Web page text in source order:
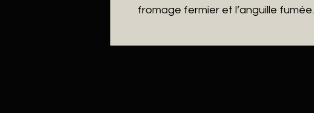
fromage fermier et l’anguille fumée.